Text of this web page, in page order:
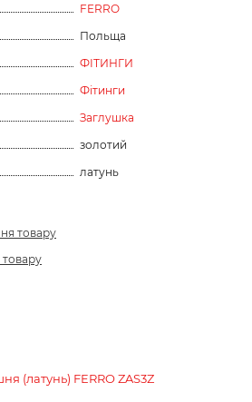
FERRO
Польща
ФІТИНГИ
Фітинги
Заглушка
золотий
латунь
товару
(латунь) FERRO ZAS3Z